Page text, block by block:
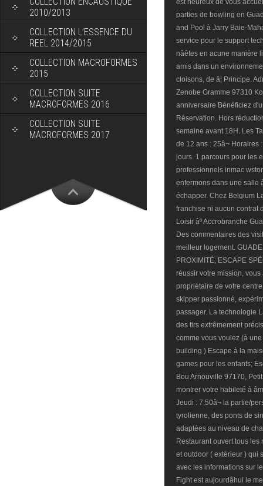
2010/2013
COLLECTION L’ESSENCE DU
REEL 2014/2015
COLLECTION MACROFORMES
2015
COLLECTION SUITE
MACROFORMES 2016
COLLECTION SUITE
MACROFORMES 2017